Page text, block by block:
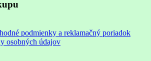
podmienky a reklamačný poriadok
osobných údajov